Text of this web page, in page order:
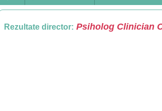
Rezultate director: Psiholog Clinician